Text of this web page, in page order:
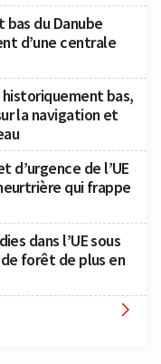
du Danube
d’une centrale
bas,
la navigation et
d’urgence de l’UE
qui frappe
dans l’UE sous
forêt de plus en
